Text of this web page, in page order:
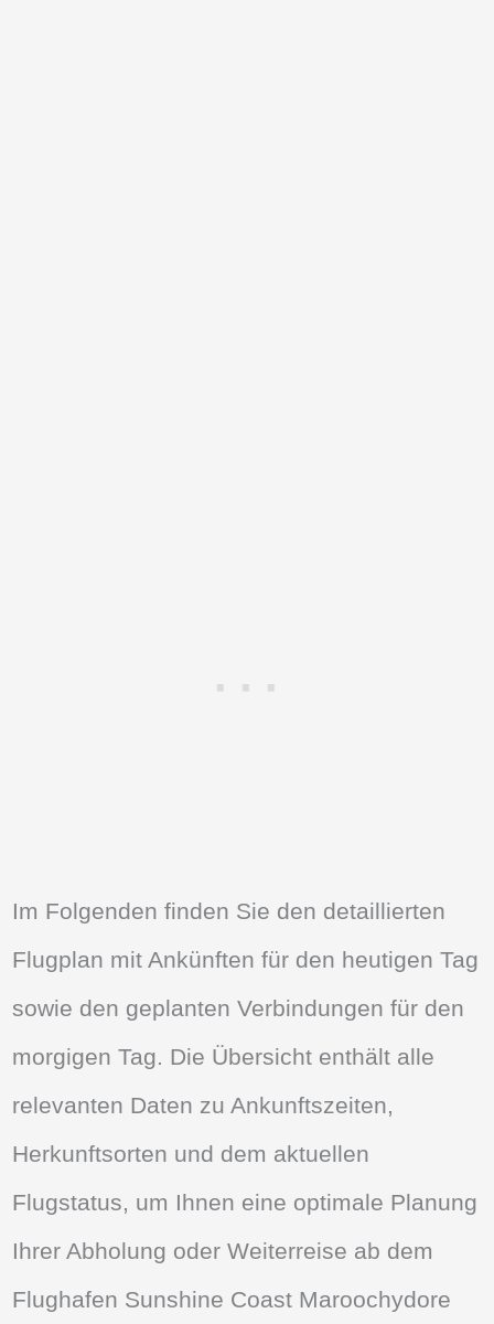
Im Folgenden finden Sie den detaillierten
Flugplan mit Ankünften für den heutigen Tag
sowie den geplanten Verbindungen für den
morgigen Tag. Die Übersicht enthält alle
relevanten Daten zu Ankunftszeiten,
Herkunftsorten und dem aktuellen
Flugstatus, um Ihnen eine optimale Planung
Ihrer Abholung oder Weiterreise ab dem
Flughafen Sunshine Coast Maroochydore